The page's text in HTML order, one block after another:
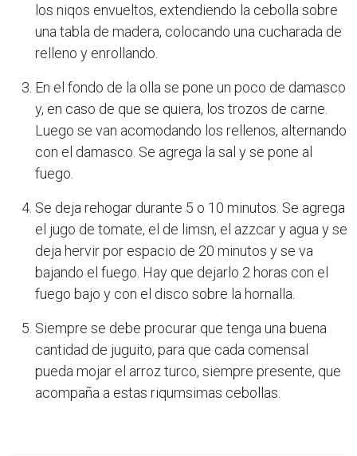
los niqos envueltos, extendiendo la cebolla sobre
una tabla de madera, colocando una cucharada de
relleno y enrollando.
En el fondo de la olla se pone un poco de damasco
y, en caso de que se quiera, los trozos de carne.
Luego se van acomodando los rellenos, alternando
con el damasco. Se agrega la sal y se pone al
fuego.
Se deja rehogar durante 5 o 10 minutos. Se agrega
el jugo de tomate, el de limsn, el azzcar y agua y se
deja hervir por espacio de 20 minutos y se va
bajando el fuego. Hay que dejarlo 2 horas con el
fuego bajo y con el disco sobre la hornalla.
Siempre se debe procurar que tenga una buena
cantidad de juguito, para que cada comensal
pueda mojar el arroz turco, siempre presente, que
acompaña a estas riqumsimas cebollas.